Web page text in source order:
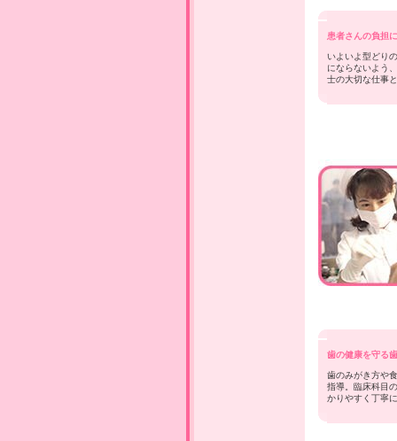
患者さんの負担
いよいよ型どり
にならないよう
士の大切な仕事
歯の健康を守る
歯のみがき方や
指導。臨床科目
かりやすく丁寧